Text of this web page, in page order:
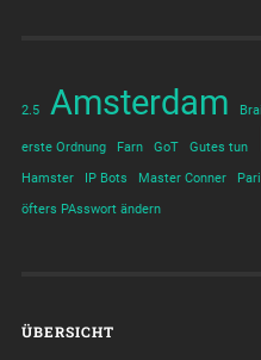
2.5 Amsterdam
erste Ordnung Farn GoT Gutes tun
Hamster IP Bots Master Conner
öfters PAsswort ändern
ÜBERSICHT